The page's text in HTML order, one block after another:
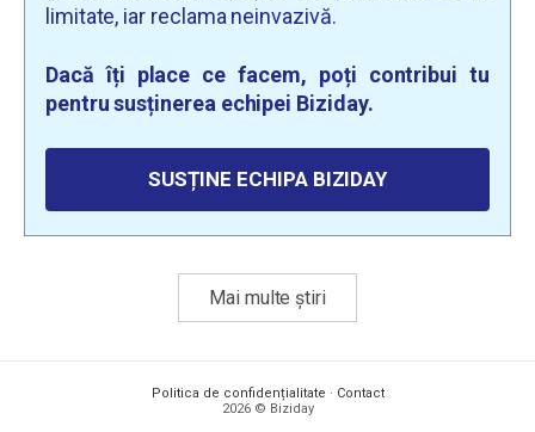
limitate, iar reclama neinvazivă.
Dacă îți place ce facem, poți contribui tu
pentru susținerea echipei Biziday.
SUSȚINE ECHIPA BIZIDAY
Mai multe știri
Politica de confidențialitate · Contact
2026 © Biziday